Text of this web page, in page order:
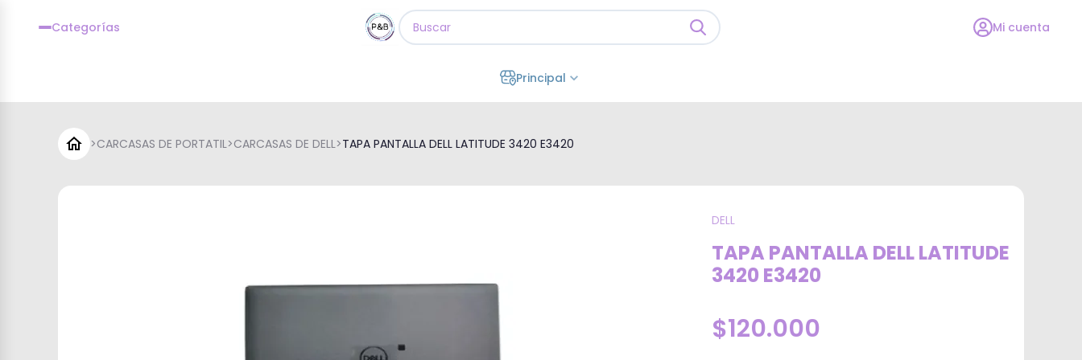
Categorías Mi cuenta
Principal
>CARCASAS DE PORTATIL>CARCASAS DE DELL>TAPA PANTALLA DELL LATITUDE 3420 E3420
DELL
TAPA PANTALLA DELL LATITUDE
3420 E3420
$120.000